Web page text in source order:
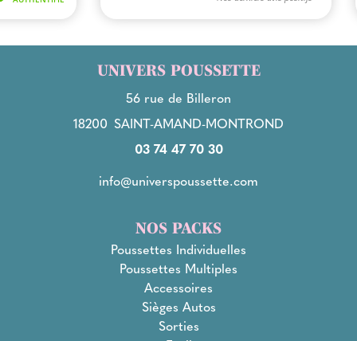
UNIVERS POUSSETTE
56 rue de Billeron
18200 SAINT-AMAND-MONTROND
03 74 47 70 30
info@universpoussette.com
NOS PACKS
Poussettes Individuelles
Poussettes Multiples
Accessoires
Sièges Autos
Sorties